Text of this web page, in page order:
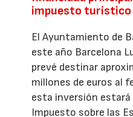
impuesto turístico
El Ayuntamiento de
este año Barcelona
prevé destinar
millones de euros al
esta inversión
Impuesto sobre las